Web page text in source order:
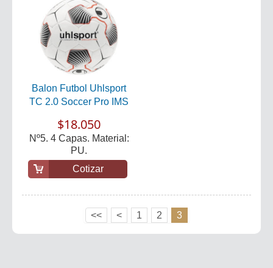
Balon Futbol Uhlsport
TC 2.0 Soccer Pro IMS
$18.050
Nº5. 4 Capas. Material:
PU.
Cotizar
<< < 1 2 3